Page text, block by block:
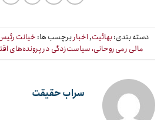
دسته بندی:بهائیت,اخباربرچسب ها: خیانت
مالی رمی روحانی، سیاست‌زدگی در پرونده‌های
سراب حقیقت